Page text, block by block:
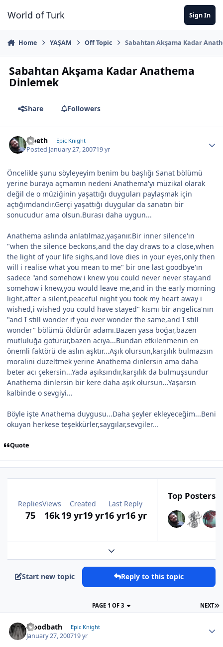
World of Turk Sign In
Home YAŞAM Off Topic Sabahtan Akşama Kadar
Sabahtan Akşama Kadar Anathema
Dinlemek
Share Followers
Opeth Epic Knight
Posted January 27, 200719 yr
Öncelikle şunu söyleyeyim benim bu başlığı Sanat bölümü
yerine buraya açmamın nedeni Anathema'yı müzikal olarak
değil de o müziğinin yaşattığı duyguları paylaşmak için
açtığımdandır.Gerçi yaşattığı duygular da sanatın bir
sonucudur ama olsun.Burası daha uygun...
Anathema aslında anlatılmaz,yaşanır.Bir inner silence'ın
"when the silence beckons,and the day draws to a close,when
the light of your life sighs,and love dies in your eyes,only then
will i realise what you mean to me" bir one last goodbye'ın
sadece "and somehow i knew you could never never stay,and
somehow i knew,you would leave me,and in the early morning
light,after a silent,peaceful night you took my heart away i
wished,i wished you could have stayed" kısmı bir angelica'nın
"and I still wonder if you ever wonder the same,and I still
wonder" bölümü öldürür adamı.Bazen yasa boğar,bazen
mutluluğa götürür,bazen acıya...Bundan etkilenmenin en
önemli faktörü de aslın aşktır...Aşık olursun,karşılık bulmazsın
moralini düzeltmek yerine Anathema dinlersin ama daha
beter acı çekersin...Yada aşıksındır,karşılık da bulmuşsundur
Anathema dinlersin bir kere daha aşık olursun...Yaşarsın
kalbinde o sevgiyi...
Böyle işte Anathema duygusu...Daha şeyler ekleyeceğim...Beni
okuyan herkese teşekkürler,saygılar,sevgiler...
Quote
Replies
75
Views
16k
Created
19 yr19 yr
Last Reply
16 yr16 yr
Top Posters
Expand topic overview
Start new topic Reply to this topic
NEXT
PAGE 1 OF 3
bloodbath Epic Knight
January 27, 200719 yr